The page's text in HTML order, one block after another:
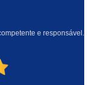
e responsável.